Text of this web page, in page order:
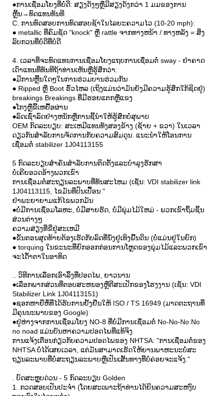
●ການເຊື່ອມໂຍງທີ່ບໍ່ດີ: ສຽງດັງໆຫຼືມີສຽງດັງກວ່າ 1 ມມຂອງການ
ຫຼີ້ນ→ທົດແທນທັນທີ
C. ການທົດສອບການທົດສອບຊ້າໃນໄລຍະຄວາມໄວ (10-20 mph):
● metallic ທີ່ຄົມຊັດ "knock" ຫຼື rattle ຈາກທາງຫນ້າ / ທາງຫລັງ = ສິ່ງ
ລົບກວນທີ່ບໍ່ດີທີ່ບໍ່ດີ
4. ເວລາທີ່ຈະທົດແທນການເຊື່ອມໂຍງແຖບການເຊື່ອມຕໍ່ sway - ຢ່າຄາດ
ເດົາແທນທີ່ທັນທີຖ້າທ່ານເຫັນຫຼືຮູ້ສຶກວ່າ:
●ມີການຫຼີ້ນໃດໆໃນການຮ່ວມບານຮ່ວມກັນ
● Ripped ຫຼື Boot ຮົ່ວໄຫລ (ເຖິງແມ່ນວ່າມັນຍັງມີຄວາມຮູ້ສຶກໃກ້ຊິດຢູ່)
breakings Breakings ທີ່ມີຮອຍແຕກຫຼືແຂງ
●ໂກງຫຼືຂີ້ເຫຍື້ອຜ່ານ
●ລົດເຊົ່າລົດຢ່າງຫນັກຫຼືການຊີ້ນໍາໃຫ້ຮູ້ສຶກບໍ່ສຸພາບ
OEM ກົດລະບຽບ: ສະເຫມີແທນທັງສອງຂ້າງ (ຊ້າຍ + ຂວາ) ໃນເວລາ
ດຽວກັນສໍາລັບການຈັດການກັບຄວາມສົມດຸນ. ແນະນໍາໃຫ້ໂອນການ
ເຊື່ອມຕໍ່ stabilizer 1J04113155
5 ກົດລະບຽບສໍາຄັນສໍາລັບການຕິດຕັ້ງແລະບໍາລຸງຮັກສາ
ບໍ່ເຄີຍອວດອ້າງພວກເຂົາ
ການເຊື່ອມຕໍ່ສະຖຽນລະພາບທີ່ທັນສະໄຫມ (ເຊັ່ນ: VDI stabilizer link
1J04113115, ໄຂມັນທີ່ປົນເປື້ອນ "
ຢ່າພະຍາຍາມແກ້ໄຂພວກມັນ
●ບໍ່ມີການເຊື່ອມໂລຫະ, ບໍ່ມີສາຍຮັດ, ບໍ່ມີພຸ່ມໄມ້ໃຫມ່ - ພວກເຂົາຖິ້ມຊິ້ນ
ສ່ວນຕ່າງໆ
ຄວາມສ່ຽງທີ່ຂີ່ຢູ່ສະເຫມີ
●ຂັ້ນຕອນສຸດທ້າຍຕ້ອງເຮັດກັບລົດທີ່ນັ່ງຢູ່ເທິງພື້ນດິນ (ບໍ່ແມ່ນຢູ່ໃນຍົກ)
● torquing ໃນຂະນະທີ່ຍົກອອກກ່ອນການໂຫຼດຂອງພຸ່ມໄມ້ແລະພວກເຂົາ
ຈະໄດ້້ໍາຕາໃນອາທິດ
.. ວິທີການເລືອກເອົາລິ້ງທີ່ປອດໄພ, ຍາວນານ
●ເລືອກພາກສ່ວນທີ່ຕອບສະຫນອງຫຼືຕີສະເປັກຂອງໂຮງງານ (ເຊັ່ນ: VDI
Stabilizer Link 1J04113151)
●ຊອກຫາຍີ່ຫໍ້ທີ່ໄດ້ຮັບການຢັ້ງຢືນໃຫ້ ISO / TS 16949 (ມາດຕະຖານທີ່
ມີຄຸນນະພາບຂອງ Google)
●ຢູ່ຫ່າງຈາກການເຊື່ອມໂຍງ NO-8 ທີ່ບໍ່ມີການເຊື່ອມຕໍ່ No-No-No No
no noad ແມ່ນບັນຫາຄວາມປອດໄພທີ່ແທ້ຈິງ
ການແຈ້ງເຕືອນກ່ຽວກັບຄວາມປອດໄພຂອງ NHTSA: "ການເຊື່ອມຕໍ່ຂອງ
NHTSA ບໍ່ໄດ້ເສຍເວລາ, ແຕ່ມັນສາມາດເຮັດໃຫ້ຍານພາຫະນະບໍ່ສະ
ຖຽນລະພາບທີ່ບໍ່ສະຖຽນລະພາບຫຼືເປັນເສັ້ນທາງທີ່ບໍ່ຄ່ອຍຈະແຈ້ງ."
. ບົດສະຫຼຸບດ່ວນ - 5 ກົດລະບຽບ Golden
1. ກວດສອບເປັນປະຈໍາ (ໂດຍສະເພາະຖ້າທ່ານໄດ້ຍິນຄວາມສະຫງົບ